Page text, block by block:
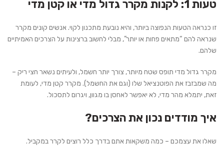
טעות 1: לקנות מקרר גדול מדי או קטן מדי
זו כנראה הטעות הנפוצה ביותר, והיא נובעת מתכנון לקוי. אנשים קונים מקרר
שנראה להם “מתאים פחות או יותר”, מבלי לחשוב ברצינות על הצרכים האמיתיים
שלהם.
מקרר גדול מדי תופס שטח מיותר, צורך יותר חשמל, ולעיתים נשאר חצי ריק –
מה שמבזבז את הפוטנציאל שלו (וגם את החשמל). מקרר קטן מדי, לעומת
זאת, יתמלא מהר מדי, לא יאפשר לאחסן בו מגוון, ויגרום לתסכול.
איך מודדים נכון את הצרכים?
שאלו את עצמכם – כמה משקאות אתם בדרך כלל רוצים לקרר במקביל.